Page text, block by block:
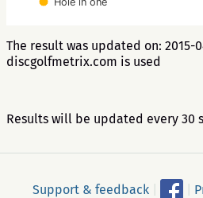
The result was updated on: 2015-
discgolfmetrix.com is used
Results will be updated every 30
Support & feedback